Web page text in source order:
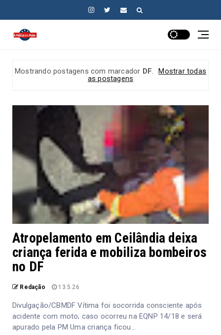
Mostrando postagens com marcador DF.
Mostrar todas
as postagens
Atropelamento em Ceilândia deixa
criança ferida e mobiliza bombeiros
no DF
Redação 13.5.26
Divulgação/CBMDF Vítima foi socorrida consciente após
acidente com moto; caso ocorreu na EQNP 14/18 e será
apurado pela PM Uma criança ficou...